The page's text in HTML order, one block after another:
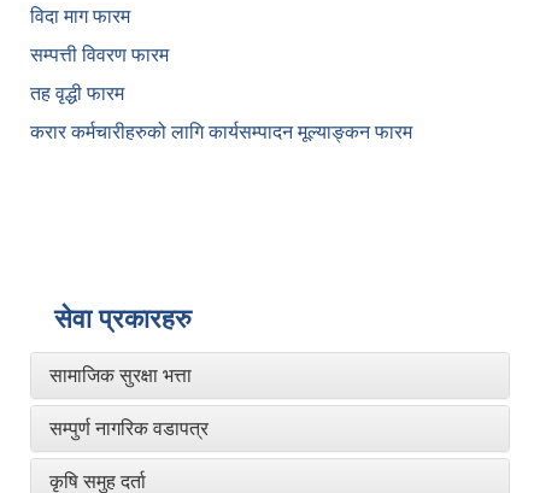
विदा माग फारम
सम्पत्ती विवरण फारम
तह वृद्धी फारम
करार कर्मचारीहरुको लागि कार्यसम्पादन मूल्याङ्कन फारम
सेवा प्रकारहरु
सामाजिक सुरक्षा भत्ता
सम्पुर्ण नागरिक वडापत्र
कृषि समुह दर्ता